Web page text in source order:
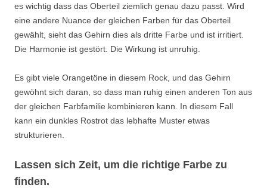
es wichtig dass das Oberteil ziemlich genau dazu passt. Wird
eine andere Nuance der gleichen Farben für das Oberteil
gewählt, sieht das Gehirn dies als dritte Farbe und ist irritiert.
Die Harmonie ist gestört. Die Wirkung ist unruhig.
Es gibt viele Orangetöne in diesem Rock, und das Gehirn
gewöhnt sich daran, so dass man ruhig einen anderen Ton aus
der gleichen Farbfamilie kombinieren kann. In diesem Fall
kann ein dunkles Rostrot das lebhafte Muster etwas
strukturieren.
Lassen sich Zeit, um die richtige Farbe zu
finden.